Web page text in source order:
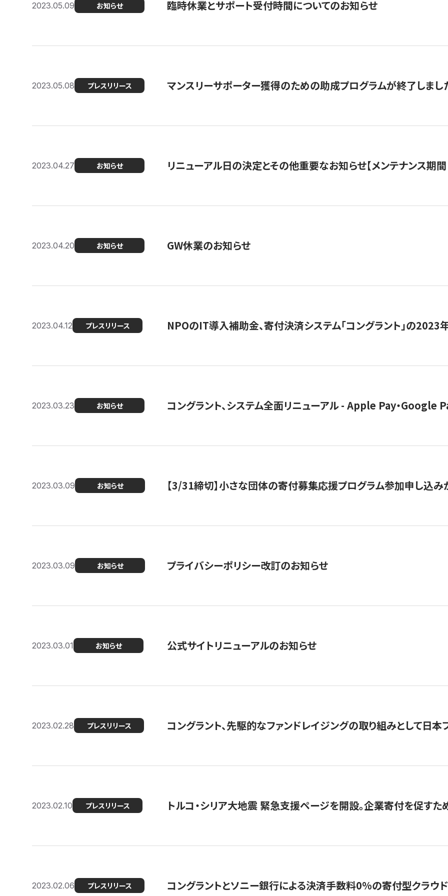
2023.05.09 お知らせ 臨時休業とサポート受付時間についてのお知らせ
2023.05.08 プレスリリース マンスリーサポーター獲得のための助成プログラムが終了しまし
2023.04.27 お知らせ リニューアル日の決定とその他重要なお知らせ【メンテナンス期
2023.04.20 お知らせ GW休業のお知らせ
2023.04.12 プレスリリース NPOのIT導入補助金、寄付決済システム「コングラント」の2023
2023.03.23 お知らせ コングラント、システム全面リニューアル - Apple Pay・Google
2023.03.09 お知らせ 【3/31締切】小さな団体の寄付募集応援プログラム参加申し込み
2023.03.09 お知らせ プライバシーポリシー改訂のお知らせ
2023.03.01 お知らせ 公式サイトリニューアルのお知らせ
2023.02.28 プレスリリース コングラント、先駆的なファンドレイジングの取り組みとして日
2023.02.10 プレスリリース トルコ・シリア大地震 緊急支援ページを開設。企業寄付を促す
2023.02.06 プレスリリース コングラントとソニー銀行による決済手数料0%の寄付型クラウ